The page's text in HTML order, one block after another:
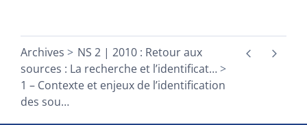
Archives
NS 2 | 2010 : Retour aux
sources : La recherche et l’identificat…
1 – Contexte et enjeux de l’identification
des sou…